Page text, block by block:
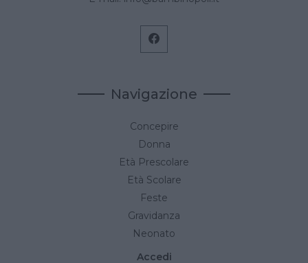
Navigazione
Concepire
Donna
Età Prescolare
Età Scolare
Feste
Gravidanza
Neonato
Accedi